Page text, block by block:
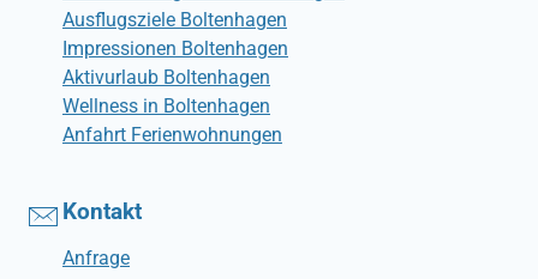
Ausflugsziele Boltenhagen
Impressionen Boltenhagen
Aktivurlaub Boltenhagen
Wellness in Boltenhagen
Anfahrt Ferienwohnungen
Kontakt
Anfrage